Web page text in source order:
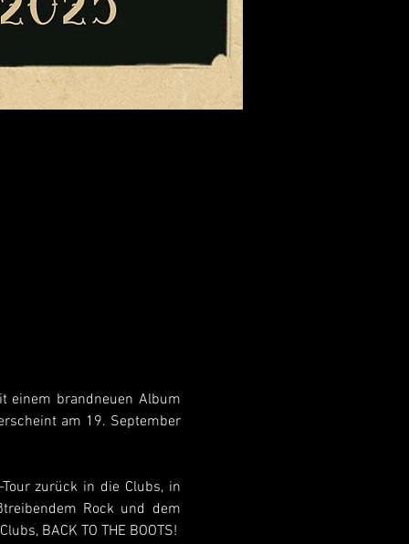
einem brandneuen Album
am 19. September
zurück in die Clubs, in
Rock und dem
BACK TO THE BOOTS!